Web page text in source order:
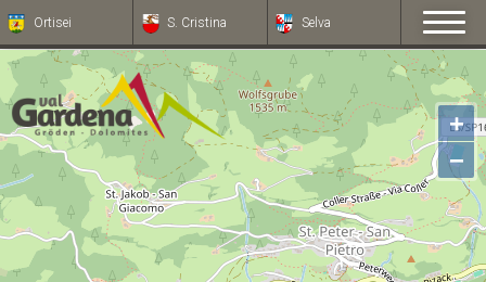
Ortisei S. Cristina Selva
+
−